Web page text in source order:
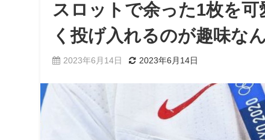
スロットで余った1枚を
く投げ入れるのが趣味な
2023年6月14日 2023年6月14日